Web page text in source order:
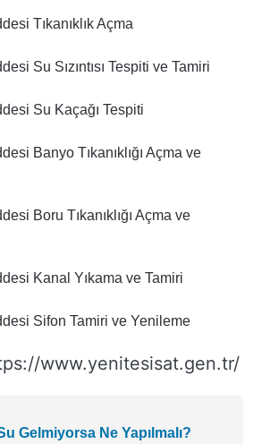
Tıkanıklık Açma
Su Sızıntısı Tespiti ve Tamiri
Su Kaçağı Tespiti
Banyo Tıkanıklığı Açma ve
Boru Tıkanıklığı Açma ve
Kanal Yıkama ve Tamiri
Sifon Tamiri ve Yenileme
www.yenitesisat.gen.tr/
Gelmiyorsa Ne Yapılmalı?